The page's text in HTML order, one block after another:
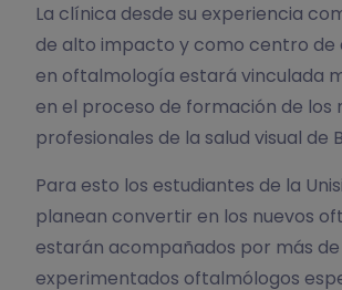
La clínica desde su experiencia
de alto impacto y como centro de
en oftalmología estará vinculada
en el proceso de formación de los
profesionales de la salud visual de
Para esto los estudiantes de la
planean convertir en los nuevos
estarán acompañados por más
experimentados oftalmólogos